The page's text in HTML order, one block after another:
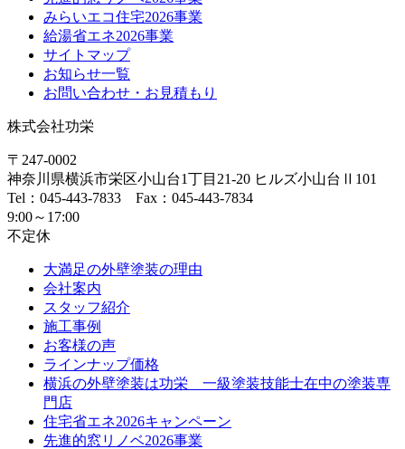
みらいエコ住宅2026事業
給湯省エネ2026事業
サイトマップ
お知らせ一覧
お問い合わせ・お見積もり
株式会社功栄
〒247-0002
神奈川県横浜市栄区小山台1丁目21-20 ヒルズ小山台Ⅱ101
Tel：045-443-7833 Fax：045-443-7834
9:00～17:00
不定休
大満足の外壁塗装の理由
会社案内
スタッフ紹介
施工事例
お客様の声
ラインナップ価格
横浜の外壁塗装は功栄 一級塗装技能士在中の塗装専
門店
住宅省エネ2026キャンペーン
先進的窓リノベ2026事業